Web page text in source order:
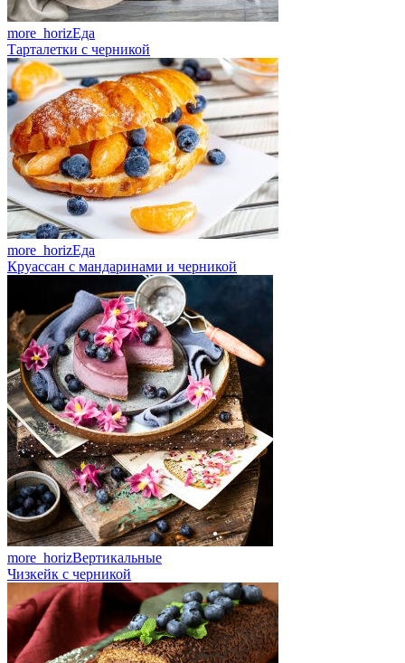
more_horizЕда
Тарталетки с черникой
more_horizЕда
Круассан с мандаринами и черникой
more_horizВертикальные
Чизкейк с черникой